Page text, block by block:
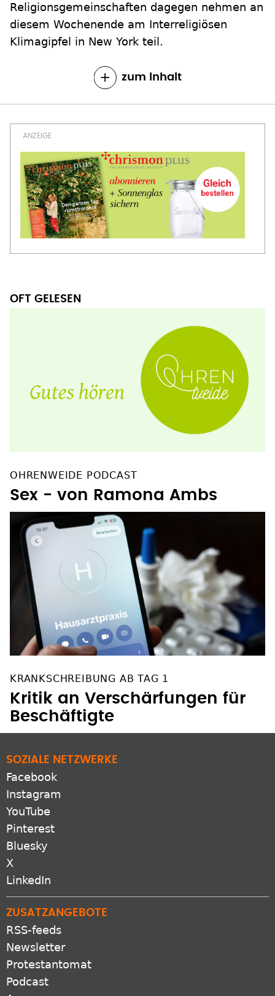
Religionsgemeinschaften dagegen nehmen an
diesem Wochenende am Interreligiösen
Klimagipfel in New York teil.
zum Inhalt
OFT GELESEN
OHRENWEIDE PODCAST
Sex - von Ramona Ambs
KRANKSCHREIBUNG AB TAG 1
Kritik an Verschärfungen für
Beschäftigte
SOZIALE NETZWERKE
Facebook
Instagram
YouTube
Pinterest
Bluesky
X
LinkedIn
ZUSATZANGEBOTE
RSS-feeds
Newsletter
Protestantomat
Podcast